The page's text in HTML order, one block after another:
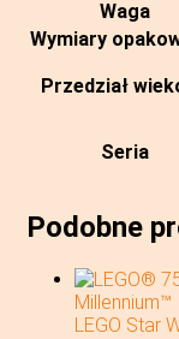
Waga
Wymiary
Przedział
Seria
Podobne
LEGO Star